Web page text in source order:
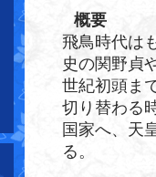
概要
飛鳥時代は
史の関野貞
世紀初頭ま
切り替わる
国家へ、天
る。